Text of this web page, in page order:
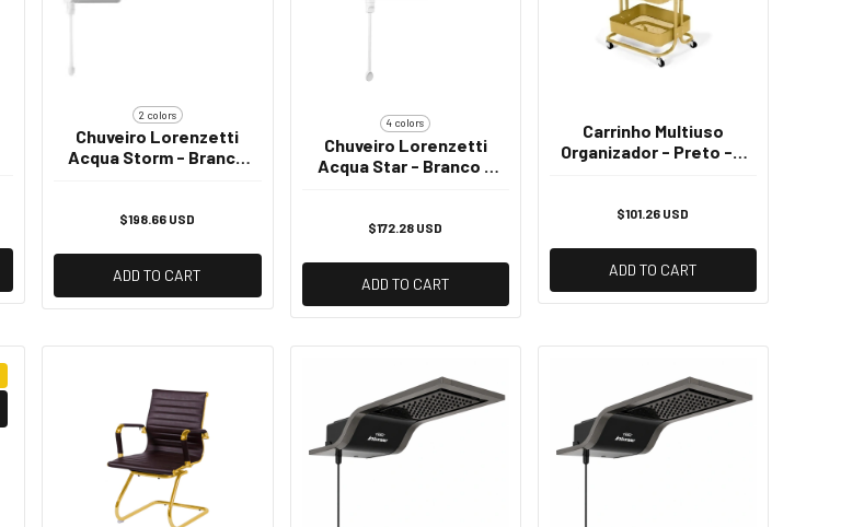
2 colors
Chuveiro Lorenzetti
Acqua Storm - Branco
$198.66 USD
ADD TO CART
4 colors
Chuveiro Lorenzetti
Acqua Star - Branco -
$172.28 USD
ADD TO CART
Carrinho Multiuso
Organizador - Preto - 3
$101.26 USD
ADD TO CART